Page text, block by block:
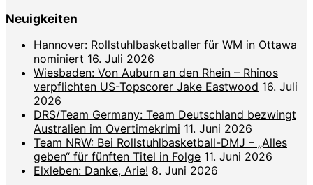
Neuigkeiten
Hannover: Rollstuhlbasketballer für WM in Ottawa
nominiert 16. Juli 2026
Wiesbaden: Von Auburn an den Rhein – Rhinos
verpflichten US-Topscorer Jake Eastwood 16. Juli
2026
DRS/Team Germany: Team Deutschland bezwingt
Australien im Overtimekrimi 11. Juni 2026
Team NRW: Bei Rollstuhlbasketball-DMJ – „Alles
geben“ für fünften Titel in Folge 11. Juni 2026
Elxleben: Danke, Arie! 8. Juni 2026